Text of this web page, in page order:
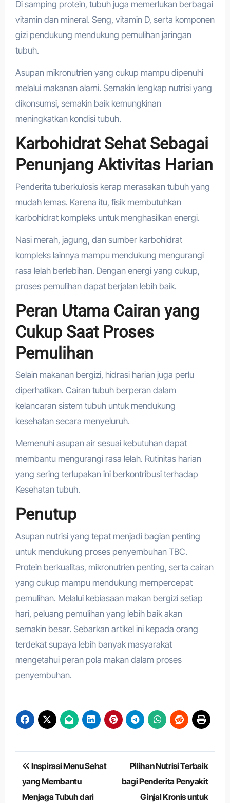
Di samping protein, tubuh juga memerlukan berbagai
vitamin dan mineral. Seng, vitamin D, serta komponen
gizi pendukung mendukung pemulihan jaringan
tubuh.
Asupan mikronutrien yang cukup mampu dipenuhi
melalui makanan alami. Semakin lengkap nutrisi yang
dikonsumsi, semakin baik kemungkinan
meningkatkan kondisi tubuh.
Karbohidrat Sehat Sebagai
Penunjang Aktivitas Harian
Penderita tuberkulosis kerap merasakan tubuh yang
mudah lemas. Karena itu, fisik membutuhkan
karbohidrat kompleks untuk menghasilkan energi.
Nasi merah, jagung, dan sumber karbohidrat
kompleks lainnya mampu mendukung mengurangi
rasa lelah berlebihan. Dengan energi yang cukup,
proses pemulihan dapat berjalan lebih baik.
Peran Utama Cairan yang
Cukup Saat Proses
Pemulihan
Selain makanan bergizi, hidrasi harian juga perlu
diperhatikan. Cairan tubuh berperan dalam
kelancaran sistem tubuh untuk mendukung
kesehatan secara menyeluruh.
Memenuhi asupan air sesuai kebutuhan dapat
membantu mengurangi rasa lelah. Rutinitas harian
yang sering terlupakan ini berkontribusi terhadap
Kesehatan tubuh.
Penutup
Asupan nutrisi yang tepat menjadi bagian penting
untuk mendukung proses penyembuhan TBC.
Protein berkualitas, mikronutrien penting, serta cairan
yang cukup mampu mendukung mempercepat
pemulihan. Melalui kebiasaan makan bergizi setiap
hari, peluang pemulihan yang lebih baik akan
semakin besar. Sebarkan artikel ini kepada orang
terdekat supaya lebih banyak masyarakat
mengetahui peran pola makan dalam proses
penyembuhan.
Navigasi
pos
Inspirasi Menu Sehat
yang Membantu
Menjaga Tubuh dari
Pilihan Nutrisi Terbaik
bagi Penderita Penyakit
Ginjal Kronis untuk